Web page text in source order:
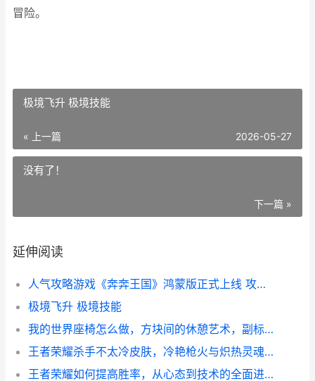
冒险。
极境飞升 极境技能
« 上一篇 2026-05-27
没有了！
下一篇 »
延伸阅读
人气攻略游戏《奔奔王国》鸿蒙版正式上线 攻略游戏人设
极境飞升 极境技能
我的世界座椅怎么做，方块间的休憩艺术，副标题，从入门到精通的座椅建造指南
王者荣耀杀手不太冷皮肤，冷艳枪火与炽热灵魂的碰撞
王者荣耀如何提高胜率，从心态到技术的全面进阶指南，副标题，资深玩家的深度实战思考